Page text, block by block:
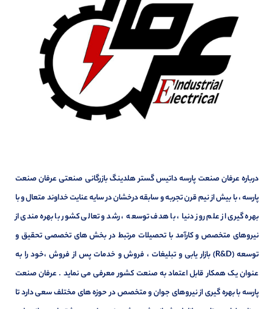
درباره عرفان صنعت پارسه داتیس گستر هلدینگ بازرگانی صنعتی عرفان صنعت
پارسه ، با بیش از نیم قرن تجربه و سابقه درخشان در سایه عنایت خداوند متعال و با
بهره گیری از علم روز دنیا ، با هدف توسعه ، رشد و تعالی کشور با بهره مندی از
نیروهای متخصص و کارآمد با تحصیلات مرتبط در بخش های تخصصی تحقیق و
توسعه (R&D) بازار یابی و تبلیغات ، فروش و خدمات پس از فروش ،خود را به
عنوان یک همکار قابل اعتماد به صنعت کشور معرفی می نماید . عرفان صنعت
پارسه با بهره گیری از نیروهای جوان و متخصص در حوزه های مختلف سعی دارد تا